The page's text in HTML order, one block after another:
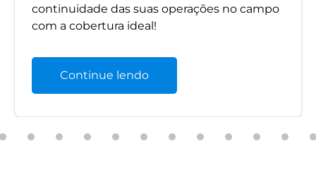
continuidade das suas operações no campo
com a cobertura ideal!
Continue lendo